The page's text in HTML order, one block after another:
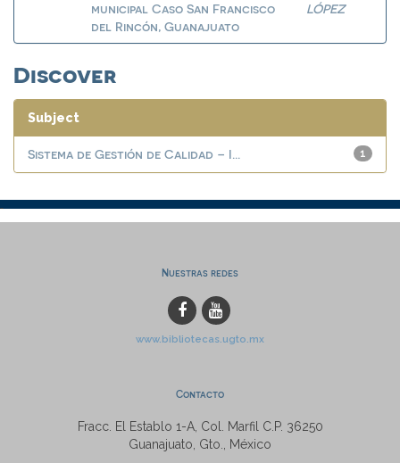
municipal Caso San Francisco
del Rincón, Guanajuato
LÓPEZ
Discover
Subject
1
Sistema de Gestión de Calidad – I...
Nuestras redes
www.bibliotecas.ugto.mx
Contacto
Fracc. El Establo 1-A, Col. Marfil C.P. 36250
Guanajuato, Gto., México